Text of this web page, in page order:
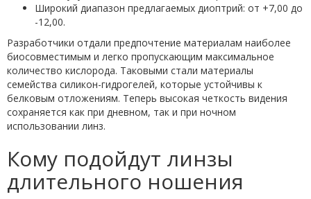
Широкий диапазон предлагаемых диоптрий: от +7,00 до
-12,00.
Разработчики отдали предпочтение материалам наиболее
биосовместимым и легко пропускающим максимальное
количество кислорода. Таковыми стали материалы
семейства силикон-гидрогелей, которые устойчивы к
белковым отложениям. Теперь высокая четкость видения
сохраняется как при дневном, так и при ночном
использовании линз.
Кому подойдут линзы
длительного ношения